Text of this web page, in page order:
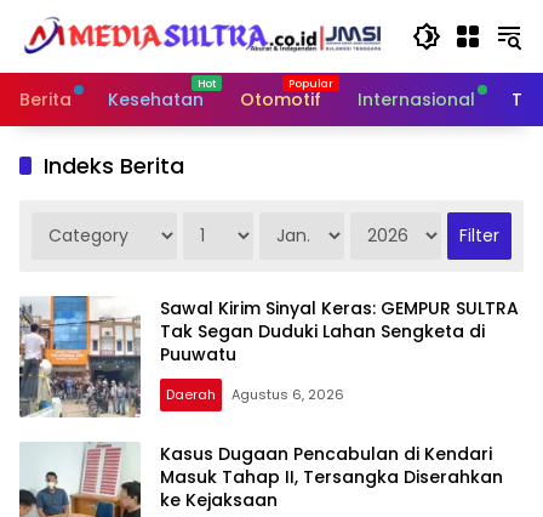
Langsung
konten
Berita
Kesehatan Otomotif Internasional
Indeks Berita
Sawal Kirim Sinyal Keras: GEMPUR SULTRA
Tak Segan Duduki Lahan Sengketa di
Puuwatu
Daerah Agustus 6, 2026
Kasus Dugaan Pencabulan di Kendari
Masuk Tahap II, Tersangka Diserahkan
ke Kejaksaan